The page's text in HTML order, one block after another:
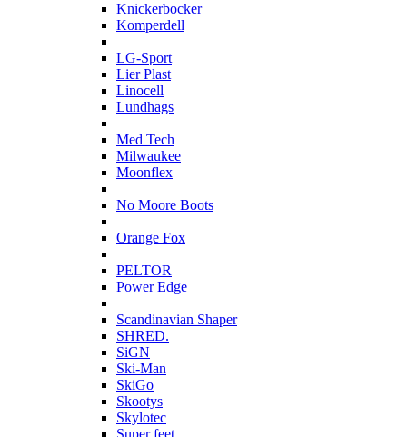
Knickerbocker
Komperdell
LG-Sport
Lier Plast
Linocell
Lundhags
Med Tech
Milwaukee
Moonflex
No Moore Boots
Orange Fox
PELTOR
Power Edge
Scandinavian Shaper
SHRED.
SiGN
Ski-Man
SkiGo
Skootys
Skylotec
Super feet